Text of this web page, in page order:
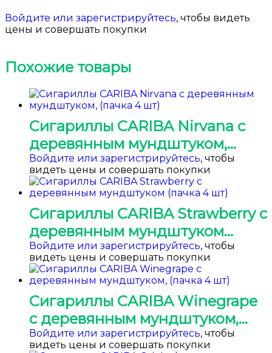
Войдите или зарегистрируйтесь, чтобы видеть
цены и совершать покупки
Похожие товары
Сигариллы CARIBA Nirvana с
деревянным мундштуком,
(пачка 4 шт)
Войдите или зарегистрируйтесь, чтобы
видеть цены и совершать покупки
Сигариллы CARIBA Strawberry c
деревянным мундштуком
(пачка 4 шт)
Войдите или зарегистрируйтесь, чтобы
видеть цены и совершать покупки
Сигариллы CARIBA Winegrape
с деревянным мундштуком,
(пачка 4 шт)
Войдите или зарегистрируйтесь, чтобы
видеть цены и совершать покупки